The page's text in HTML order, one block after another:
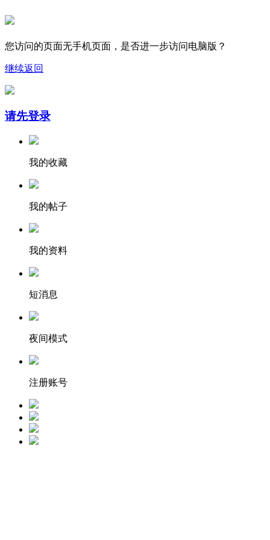
您访问的页面无手机页面，是否进一步访问电脑版？
继续返回
请先登录
我的收藏
我的帖子
我的资料
短消息
夜间模式
注册账号